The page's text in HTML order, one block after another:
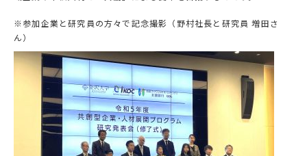
※参加企業と研究員の方々で記念撮影（野村社長と研究員 増田さ
ん）